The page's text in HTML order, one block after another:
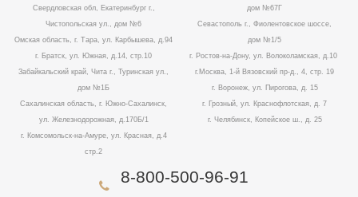
Свердловская обл, Екатеринбург г.,
Чистопольская ул., дом №6
Омская область, г. Тара, ул. Карбышева, д.94
г. Братск, ул. Южная, д.14, стр.10
Забайкальский край, Чита г., Туринская ул.,
дом №1Б
Сахалинская область, г. Южно-Сахалинск,
ул. Железнодорожная, д.170Б/1
г. Комсомольск-на-Амуре, ул. Красная, д.4
стр.2
дом №67Г
Севастополь г., Фиолентовское шоссе,
дом №1/5
г. Ростов-на-Дону, ул. Волоколамская, д.10
г.Москва, 1-й Вязовский пр-д., 4, стр. 19
г. Воронеж, ул. Пирогова, д. 15
г. Грозный, ул. Краснофлотская, д. 7
г. Челябинск, Копейское ш., д. 25
8-800-500-96-91